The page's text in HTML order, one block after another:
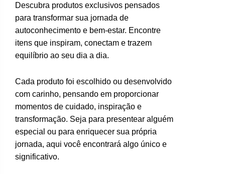
Descubra produtos exclusivos pensados
para transformar sua jornada de
autoconhecimento e bem-estar. Encontre
itens que inspiram, conectam e trazem
equilíbrio ao seu dia a dia.
Cada produto foi escolhido ou desenvolvido
com carinho, pensando em proporcionar
momentos de cuidado, inspiração e
transformação. Seja para presentear alguém
especial ou para enriquecer sua própria
jornada, aqui você encontrará algo único e
significativo.